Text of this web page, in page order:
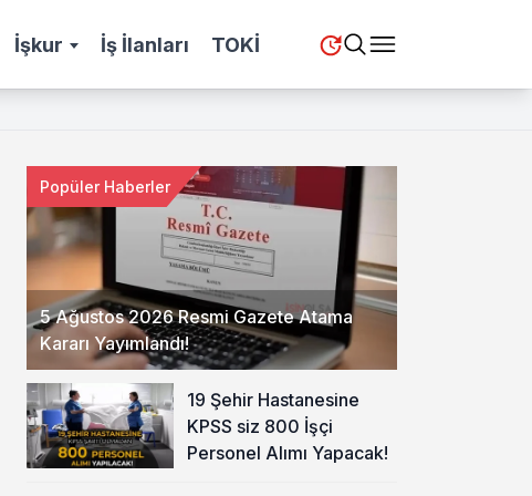
İşkur İş İlanları TOKİ
5 Ağustos 2026 Resmi Gazete Atama
Kararı Yayımlandı!
Popüler Haberler
19 Şehir Hastanesine
KPSS siz 800 İşçi
Personel Alımı Yapacak!